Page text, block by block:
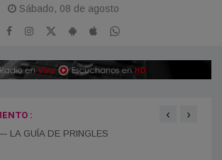
Sábado, 08 de agosto
:
LA GUÍA DE PRINGLES
‹ ›